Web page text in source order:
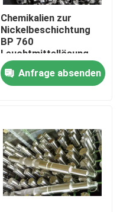
Chemikalien zur
Nickelbeschichtung
BP 760
Leuchtmittellösung
mit
Niedrigspannungsschicht
Anfrage absenden